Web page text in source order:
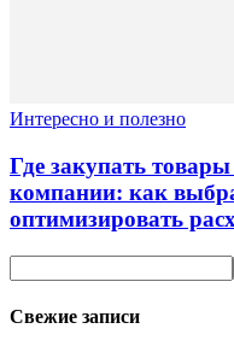
Интересно и полезно
Где закупать
компании: как
оптимизировать
Свежие записи